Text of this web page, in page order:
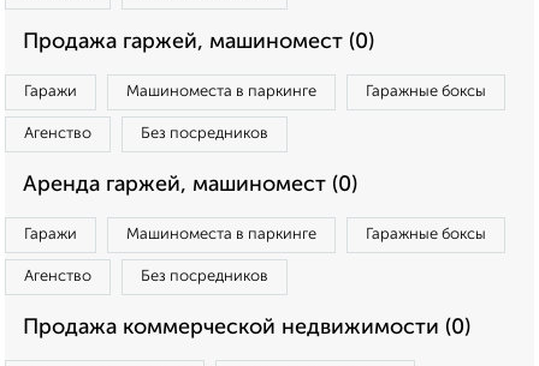
Продажа гаржей, машиномест (0)
Гаражи Машиноместа в паркинге Гаражные боксы
Агенство Без посредников
Аренда гаржей, машиномест (0)
Гаражи Машиноместа в паркинге Гаражные боксы
Агенство Без посредников
Продажа коммерческой недвижимости (0)